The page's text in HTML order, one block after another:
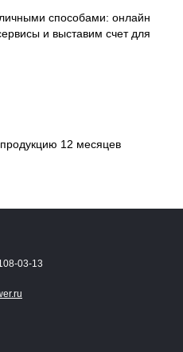
способами: онлайн
и выставим счет для
12 месяцев
03-13